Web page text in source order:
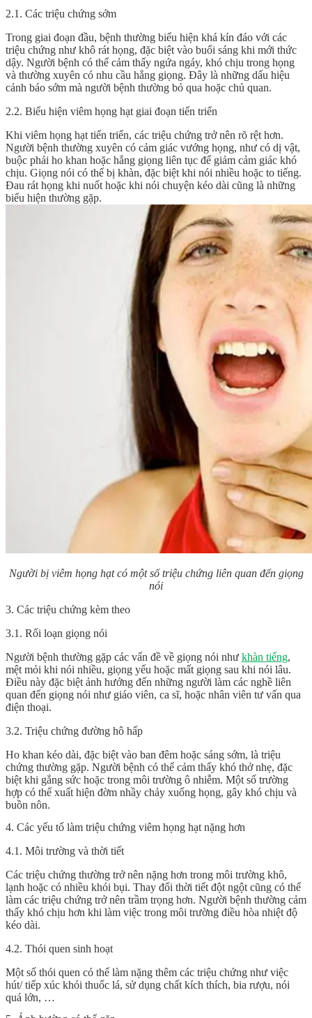
2.1. Các triệu chứng sớm
Trong giai đoạn đầu, bệnh thường biểu hiện khá kín đáo với các
triệu chứng như khô rát họng, đặc biệt vào buổi sáng khi mới thức
dậy. Người bệnh có thể cảm thấy ngứa ngáy, khó chịu trong họng
và thường xuyên có nhu cầu hắng giọng. Đây là những dấu hiệu
cảnh báo sớm mà người bệnh thường bỏ qua hoặc chủ quan.
2.2. Biểu hiện viêm họng hạt giai đoạn tiến triển
Khi viêm họng hạt tiến triển, các triệu chứng trở nên rõ rệt hơn.
Người bệnh thường xuyên có cảm giác vướng họng, như có dị vật,
buộc phải ho khan hoặc hắng giọng liên tục để giảm cảm giác khó
chịu. Giọng nói có thể bị khàn, đặc biệt khi nói nhiều hoặc to tiếng.
Đau rát họng khi nuốt hoặc khi nói chuyện kéo dài cũng là những
biểu hiện thường gặp.
Người bị viêm họng hạt có một số triệu chứng liên quan đến giọng
nói
3. Các triệu chứng kèm theo
3.1. Rối loạn giọng nói
Người bệnh thường gặp các vấn đề về giọng nói như khàn tiếng,
mệt mỏi khi nói nhiều, giọng yếu hoặc mất giọng sau khi nói lâu.
Điều này đặc biệt ảnh hưởng đến những người làm các nghề liên
quan đến giọng nói như giáo viên, ca sĩ, hoặc nhân viên tư vấn qua
điện thoại.
3.2. Triệu chứng đường hô hấp
Ho khan kéo dài, đặc biệt vào ban đêm hoặc sáng sớm, là triệu
chứng thường gặp. Người bệnh có thể cảm thấy khó thở nhẹ, đặc
biệt khi gắng sức hoặc trong môi trường ô nhiễm. Một số trường
hợp có thể xuất hiện đờm nhầy chảy xuống họng, gây khó chịu và
buồn nôn.
4. Các yếu tố làm triệu chứng viêm họng hạt nặng hơn
4.1. Môi trường và thời tiết
Các triệu chứng thường trở nên nặng hơn trong môi trường khô,
lạnh hoặc có nhiều khói bụi. Thay đổi thời tiết đột ngột cũng có thể
làm các triệu chứng trở nên trầm trọng hơn. Người bệnh thường cảm
thấy khó chịu hơn khi làm việc trong môi trường điều hòa nhiệt độ
kéo dài.
4.2. Thói quen sinh hoạt
Một số thói quen có thể làm nặng thêm các triệu chứng như việc
hút/ tiếp xúc khói thuốc lá, sử dụng chất kích thích, bia rượu, nói
quá lớn, …